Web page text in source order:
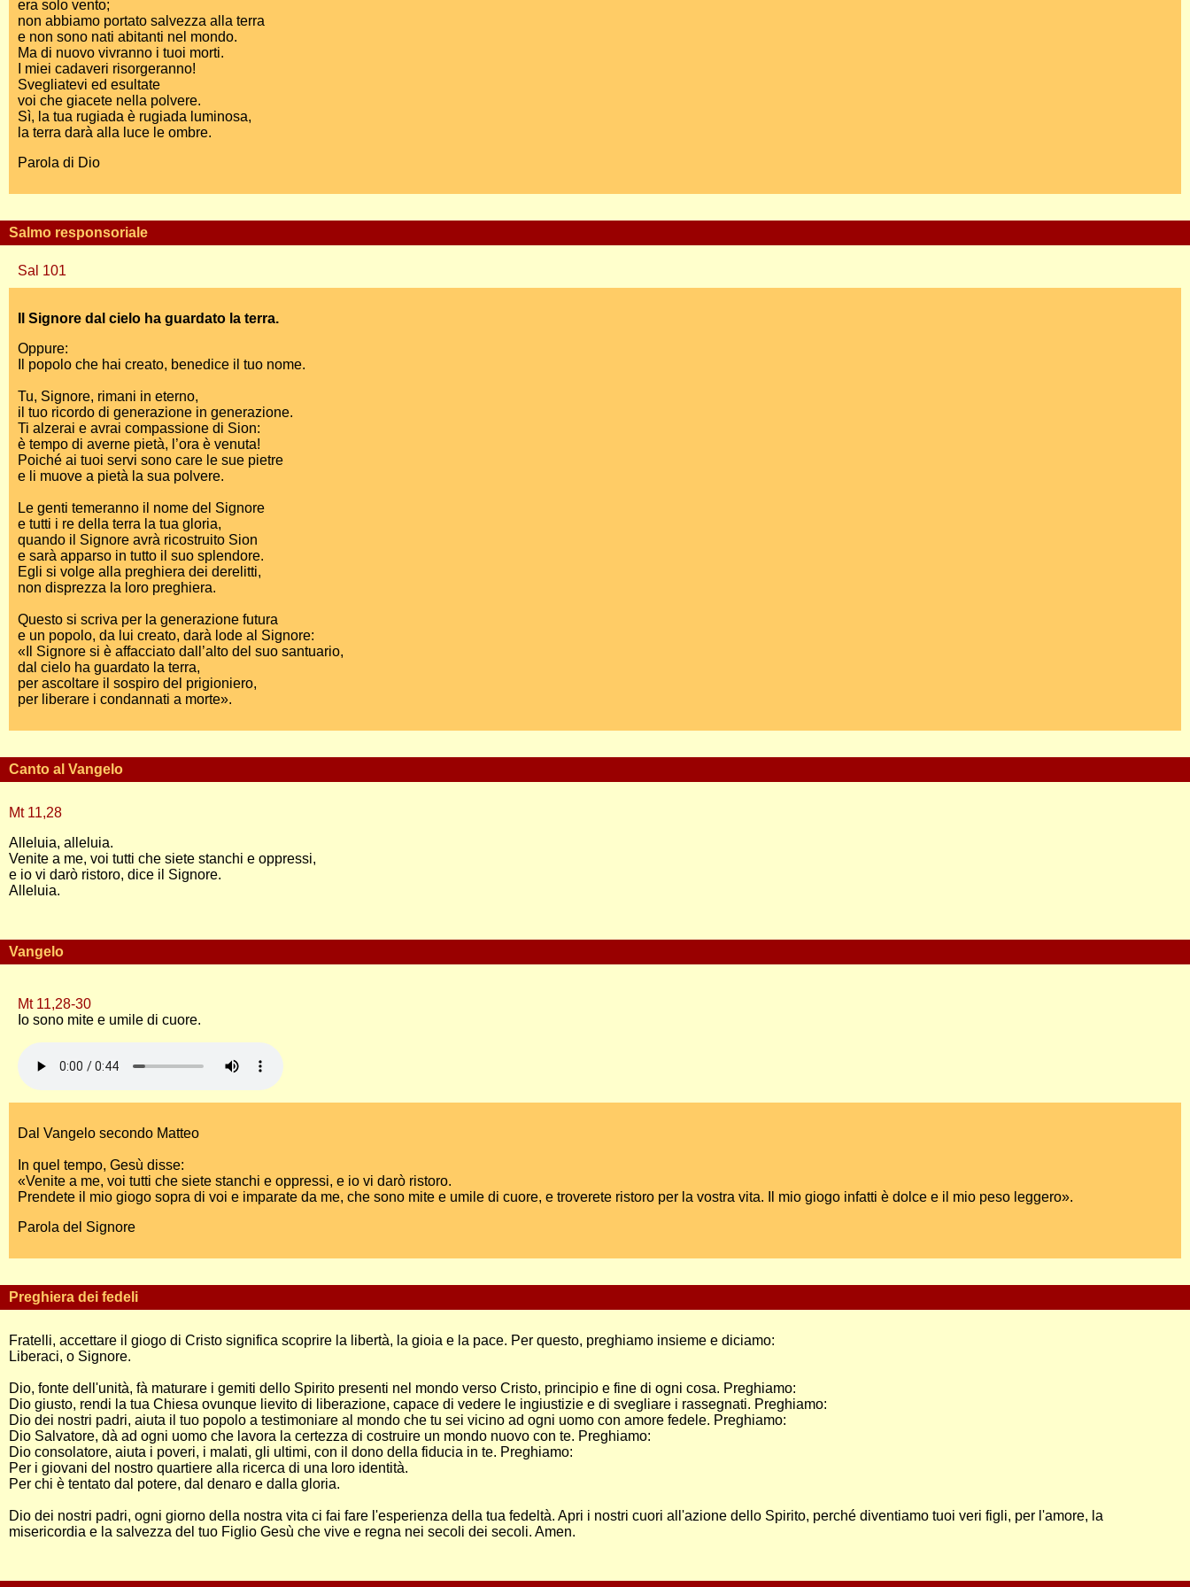
era solo vento;
non abbiamo portato salvezza alla terra
e non sono nati abitanti nel mondo.
Ma di nuovo vivranno i tuoi morti.
I miei cadaveri risorgeranno!
Svegliatevi ed esultate
voi che giacete nella polvere.
Sì, la tua rugiada è rugiada luminosa,
la terra darà alla luce le ombre.
Parola di Dio
Salmo responsoriale
Sal 101
Il Signore dal cielo ha guardato la terra.
Oppure:
Il popolo che hai creato, benedice il tuo nome.
Tu, Signore, rimani in eterno,
il tuo ricordo di generazione in generazione.
Ti alzerai e avrai compassione di Sion:
è tempo di averne pietà, l’ora è venuta!
Poiché ai tuoi servi sono care le sue pietre
e li muove a pietà la sua polvere.
Le genti temeranno il nome del Signore
e tutti i re della terra la tua gloria,
quando il Signore avrà ricostruito Sion
e sarà apparso in tutto il suo splendore.
Egli si volge alla preghiera dei derelitti,
non disprezza la loro preghiera.
Questo si scriva per la generazione futura
e un popolo, da lui creato, darà lode al Signore:
«Il Signore si è affacciato dall’alto del suo santuario,
dal cielo ha guardato la terra,
per ascoltare il sospiro del prigioniero,
per liberare i condannati a morte».
Canto al Vangelo
Mt 11,28
Alleluia, alleluia.
Venite a me, voi tutti che siete stanchi e oppressi,
e io vi darò ristoro, dice il Signore.
Alleluia.
Vangelo
Mt 11,28-30
Io sono mite e umile di cuore.
Dal Vangelo secondo Matteo
In quel tempo, Gesù disse:
«Venite a me, voi tutti che siete stanchi e oppressi, e io vi darò ristoro.
Prendete il mio giogo sopra di voi e imparate da me, che sono mite e umile di cuore, e troverete ristoro per la vostra vita. Il mio giogo infatti è dolce e il mio peso leggero».
Parola del Signore
Preghiera dei fedeli
Fratelli, accettare il giogo di Cristo significa scoprire la libertà, la gioia e la pace. Per questo, preghiamo insieme e diciamo:
Liberaci, o Signore.
Dio, fonte dell'unità, fà maturare i gemiti dello Spirito presenti nel mondo verso Cristo, principio e fine di ogni cosa. Preghiamo:
Dio giusto, rendi la tua Chiesa ovunque lievito di liberazione, capace di vedere le ingiustizie e di svegliare i rassegnati. Preghiamo:
Dio dei nostri padri, aiuta il tuo popolo a testimoniare al mondo che tu sei vicino ad ogni uomo con amore fedele. Preghiamo:
Dio Salvatore, dà ad ogni uomo che lavora la certezza di costruire un mondo nuovo con te. Preghiamo:
Dio consolatore, aiuta i poveri, i malati, gli ultimi, con il dono della fiducia in te. Preghiamo:
Per i giovani del nostro quartiere alla ricerca di una loro identità.
Per chi è tentato dal potere, dal denaro e dalla gloria.
Dio dei nostri padri, ogni giorno della nostra vita ci fai fare l'esperienza della tua fedeltà. Apri i nostri cuori all'azione dello Spirito, perché diventiamo tuoi veri figli, per l'amore, la
misericordia e la salvezza del tuo Figlio Gesù che vive e regna nei secoli dei secoli. Amen.